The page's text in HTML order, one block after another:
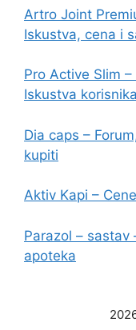
Artro Joint
Iskustva, cena i
Pro Active Slim
Iskustva korisnika
Dia caps –
kupiti
Aktiv Kapi –
Parazol – sastav
apoteka